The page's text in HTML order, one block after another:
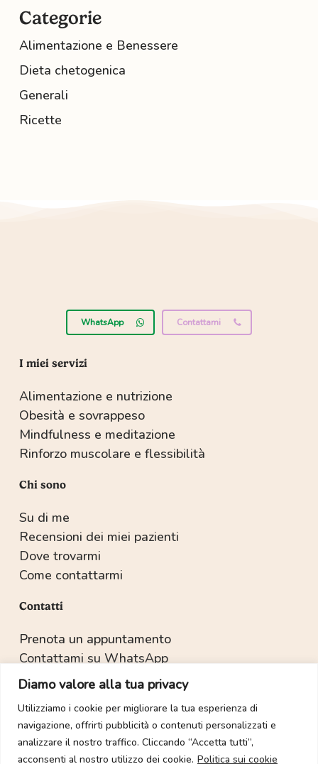
Diamo valore alla tua privacy
Utilizziamo i cookie per migliorare la tua esperienza di
navigazione, offrirti pubblicità o contenuti personalizzati e
analizzare il nostro traffico. Cliccando “Accetta tutti”,
acconsenti al nostro utilizzo dei cookie. Politica sui cookie
Categorie
Alimentazione e Benessere
Dieta chetogenica
Generali
Ricette
WhatsApp Contattami
I miei servizi
Alimentazione e nutrizione
Obesità e sovrappeso
Mindfulness e meditazione
Rinforzo muscolare e flessibilità
Chi sono
Su di me
Recensioni dei miei pazienti
Dove trovarmi
Come contattarmi
Contatti
Prenota un appuntamento
Contattami su WhatsApp
Recapiti e indirizzo
Copyright © 2022-2025 Dott.ssa Sabrina Salvetti.
Tutti i diritti sono riservati. È vietata la duplicazione dei